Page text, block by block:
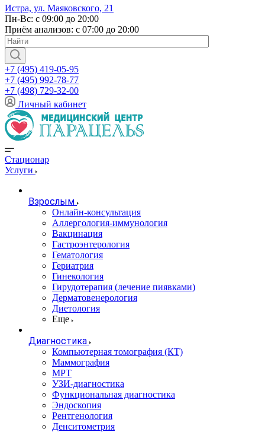
Истра, ул. Маяковского, 21
Пн-Вс: с 09:00 до 20:00
Приём анализов: с 07:00 до 20:00
+7 (495) 419-05-95
+7 (495) 992-78-77
+7 (498) 729-32-00
Личный кабинет
Стационар
Услуги
Взрослым
Онлайн-консультация
Аллергология-иммунология
Вакцинация
Гастроэнтерология
Гематология
Гериатрия
Гинекология
Гирудотерапия (лечение пиявками)
Дерматовенерология
Диетология
Еще
Диагностика
Компьютерная томография (КТ)
Маммография
МРТ
УЗИ-диагностика
Функциональная диагностика
Эндоскопия
Рентгенология
Денситометрия